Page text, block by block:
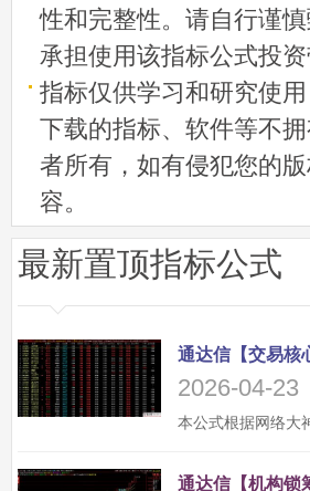
性和完整性。请自行谨
承担使用该指标公式投
指标仅供学习和研究使
下载的指标、软件等不
者所有，如有侵犯您的
容。
最新置顶指标公式
2026-04-23